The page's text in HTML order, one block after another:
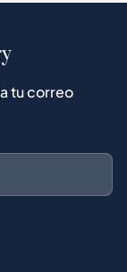
tu correo